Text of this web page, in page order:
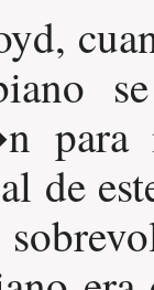
para
de